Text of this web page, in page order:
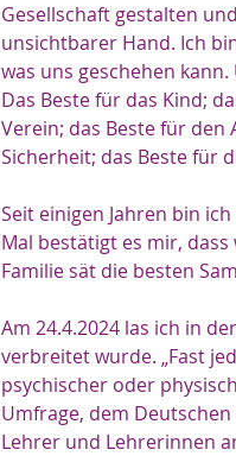
Gesellschaft gestalten
unsichtbarer Hand. Ich
was uns geschehen kann.
Das Beste für das Kind;
Verein; das Beste für
Sicherheit; das Beste für
Seit einigen Jahren bin
Mal bestätigt es mir,
Familie sät die besten
Am 24.4.2024 las ich in
verbreitet wurde. „Fast
psychischer oder
Umfrage, dem
Lehrer und Lehrerinnen